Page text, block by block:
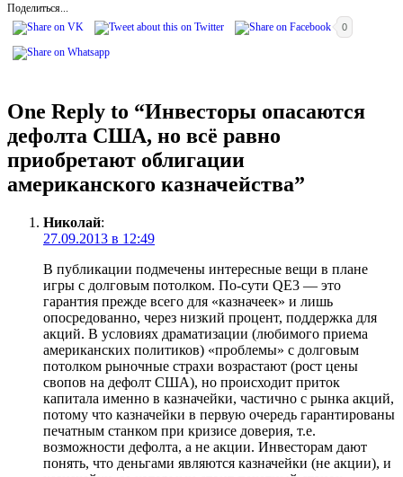
Поделиться...
0
One Reply to “Инвесторы опасаются
дефолта США, но всё равно
приобретают облигации
американского казначейства”
Николай:
27.09.2013 в 12:49
В публикации подмечены интересные вещи в плане
игры с долговым потолком. По-сути QE3 — это
гарантия прежде всего для «казначеек» и лишь
опосредованно, через низкий процент, поддержка для
акций. В условиях драматизации (любимого приема
американских политиков) «проблемы» с долговым
потолком рыночные страхи возрастают (рост цены
свопов на дефолт США), но происходит приток
капитала именно в казначейки, частично с рынка акций,
потому что казначейки в первую очередь гарантированы
печатным станком при кризисе доверия, т.е.
возможности дефолта, а не акции. Инвесторам дают
понять, что деньгами являются казначейки (не акции), и